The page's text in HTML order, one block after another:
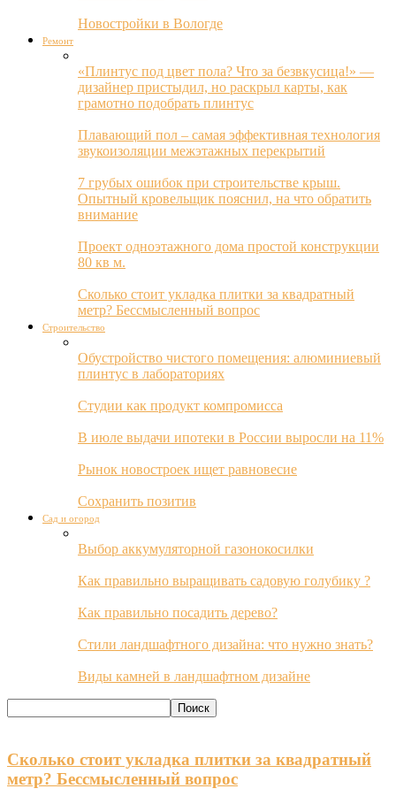
Новостройки в Вологде
Ремонт
«Плинтус под цвет пола? Что за безвкусица!» —
дизайнер пристыдил, но раскрыл карты, как
грамотно подобрать плинтус
Плавающий пол – самая эффективная технология
звукоизоляции межэтажных перекрытий
7 грубых ошибок при строительстве крыш.
Опытный кровельщик пояснил, на что обратить
внимание
Проект одноэтажного дома простой конструкции
80 кв м.
Сколько стоит укладка плитки за квадратный
метр? Бессмысленный вопрос
Строительство
Обустройство чистого помещения: алюминиевый
плинтус в лабораториях
Студии как продукт компромисса
В июле выдачи ипотеки в России выросли на 11%
Рынок новостроек ищет равновесие
Сохранить позитив
Сад и огород
Выбор аккумуляторной газонокосилки
Как правильно выращивать садовую голубику ?
Как правильно посадить дерево?
Стили ландшафтного дизайна: что нужно знать?
Виды камней в ландшафтном дизайне
Сколько стоит укладка плитки за квадратный
метр? Бессмысленный вопрос